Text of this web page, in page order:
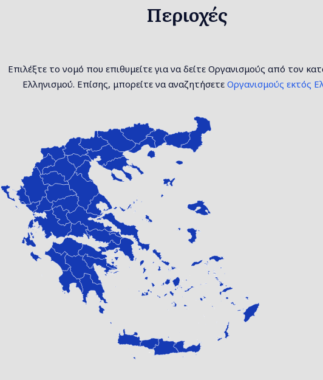
Περιοχές
Επιλέξτε το νομό που επιθυμείτε για να δείτε Οργανισμούς από τον
Ελληνισμού. Επίσης, μπορείτε να αναζητήσετε Οργανισμούς εκτός